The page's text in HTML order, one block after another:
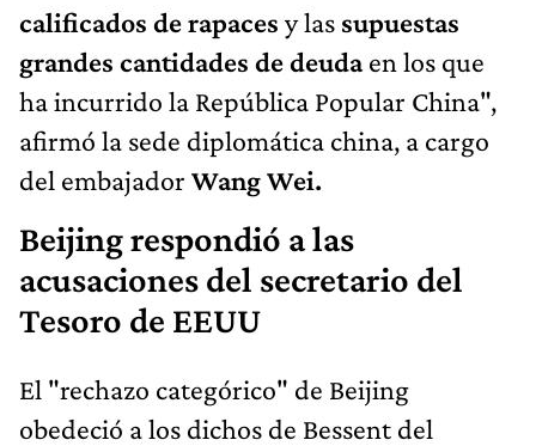
calificados de rapaces y las supuestas
grandes cantidades de deudaen los que
ha incurrido la República Popular China",
afirmó la sede diplomática china, a cargo
del embajador Wang Wei.
Beijing respondió a las
acusaciones del secretario del
Tesoro de EEUU
El "rechazo categórico" de Beijing
obedeció a los dichos de Bessent del